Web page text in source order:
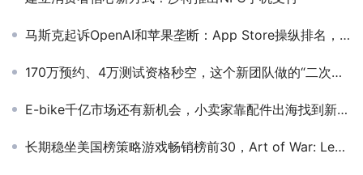
马斯克起诉OpenAI和苹果垄断：App Store操纵排名，索赔数十亿美元
170万预约、4万测试资格秒空，这个新团队做的“二次元”来头不小
E-bike千亿市场还有新机会，小卖家靠配件出海找到新赛道
长期稳坐美国榜策略游戏畅销榜前30，Art of War: Legions是怎么做到的？